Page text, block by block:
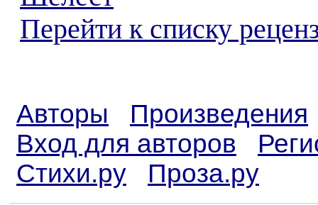
Перейти к списку
Авторы
Произведения
Вход для авторов
Стихи.ру
Проза.ру